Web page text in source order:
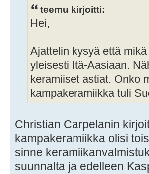
teemu kirjoitti:
Hei,
Ajattelin kysyä että
yleisesti Itä-Aasiaan.
keramiiset astiat. Onko
kampakeramiikka tuli
Christian Carpelanin
kampakeramiikka olisi
sinne
suunnalta ja edelleen